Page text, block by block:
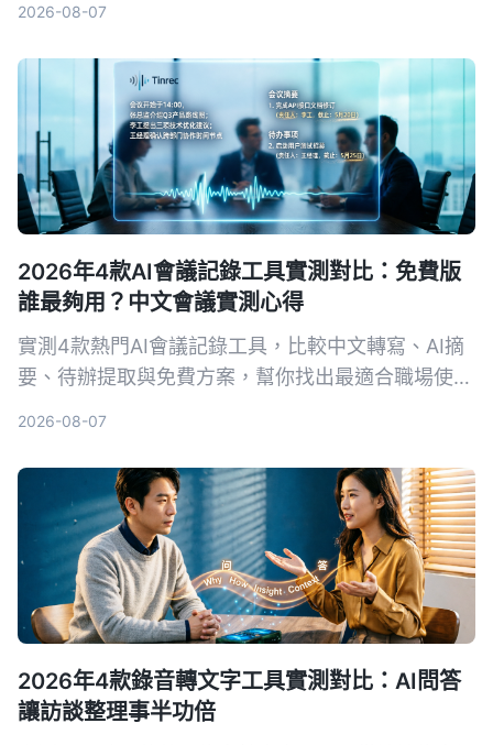
2026-08-07
2026年4款AI會議記錄工具實測對比：免費版
誰最夠用？中文會議實測心得
實測4款熱門AI會議記錄工具，比較中文轉寫、AI摘
要、待辦提取與免費方案，幫你找出最適合職場使用
2026-08-07
2026年4款錄音轉文字工具實測對比：AI問答
讓訪談整理事半功倍